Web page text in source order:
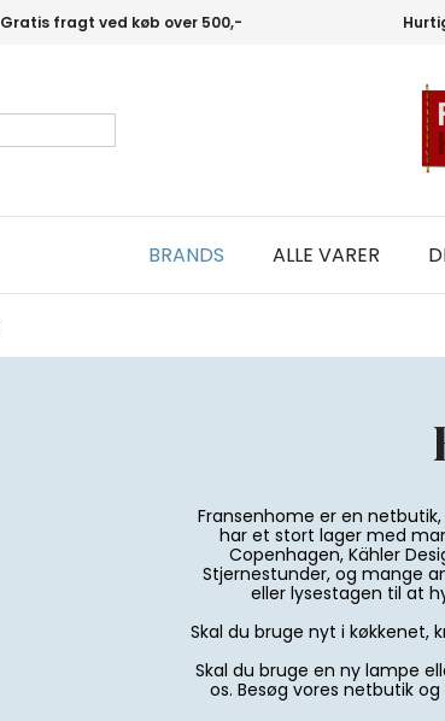
Gratis fragt ved køb over 500,-
BRANDS ALLE VARER
Fransenhome er en
har et stort lager med
Copenhagen, Kähler
Stjernestunder, og mange
eller lysestagen til at
Skal du bruge nyt i køkkenet,
Skal du bruge en ny lampe
os. Besøg vores netbutik